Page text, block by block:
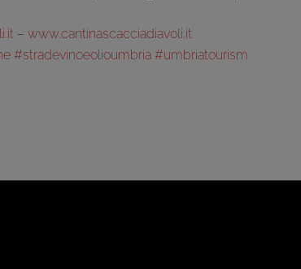
– www.cantinascacciadiavoli.it
#stradevinoeolioumbria #umbriatourism